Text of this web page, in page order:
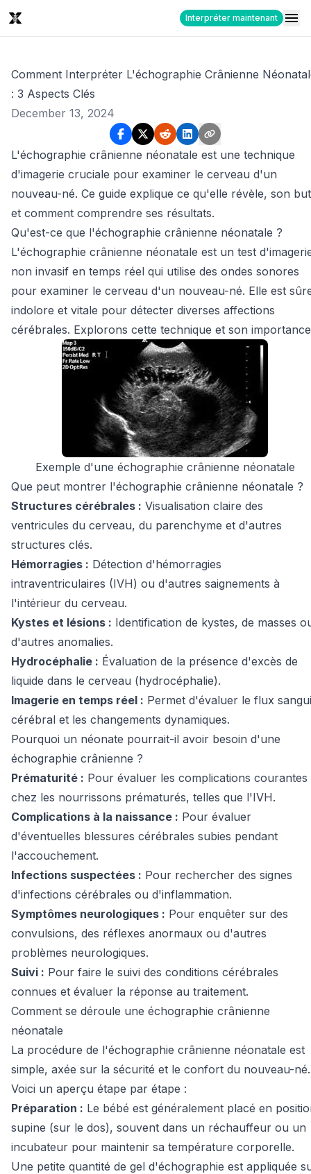
Interpréter maintenant
Comment Interpréter L'échographie Crânienne
: 3 Aspects Clés
December 13, 2024
L'échographie crânienne néonatale est une technique
d'imagerie cruciale pour examiner le cerveau d'un
nouveau-né. Ce guide explique ce qu'elle révèle, son but
et comment comprendre ses résultats.
Qu'est-ce que l'échographie crânienne néonatale ?
L'échographie crânienne néonatale est un test
non invasif en temps réel qui utilise des ondes sonores
pour examiner le cerveau d'un nouveau-né. Elle est
indolore et vitale pour détecter diverses affections
cérébrales. Explorons cette technique et son
Exemple d'une échographie crânienne néonatale
Que peut montrer l'échographie crânienne néonatale ?
Structures cérébrales : Visualisation claire des
ventricules du cerveau, du parenchyme et d'autres
structures clés.
Hémorragies : Détection d'hémorragies
intraventriculaires (IVH) ou d'autres saignements à
l'intérieur du cerveau.
Kystes et lésions : Identification de kystes, de masses
d'autres anomalies.
Hydrocéphalie : Évaluation de la présence d'excès de
liquide dans le cerveau (hydrocéphalie).
Imagerie en temps réel : Permet d'évaluer le flux
cérébral et les changements dynamiques.
Pourquoi un néonate pourrait-il avoir besoin d'une
échographie crânienne ?
Prématurité : Pour évaluer les complications courantes
chez les nourrissons prématurés, telles que l'IVH.
Complications à la naissance : Pour évaluer
d'éventuelles blessures cérébrales subies pendant
l'accouchement.
Infections suspectées : Pour rechercher des signes
d'infections cérébrales ou d'inflammation.
Symptômes neurologiques : Pour enquêter sur des
convulsions, des réflexes anormaux ou d'autres
problèmes neurologiques.
Suivi : Pour faire le suivi des conditions cérébrales
connues et évaluer la réponse au traitement.
Comment se déroule une échographie crânienne
néonatale
La procédure de l'échographie crânienne néonatale est
simple, axée sur la sécurité et le confort du nouveau-né.
Voici un aperçu étape par étape :
Préparation : Le bébé est généralement placé en
supine (sur le dos), souvent dans un réchauffeur ou un
incubateur pour maintenir sa température corporelle.
Une petite quantité de gel d'échographie est appliquée